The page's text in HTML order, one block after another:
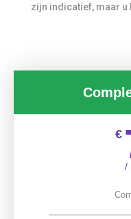
zijn indicatief, maar
€
/